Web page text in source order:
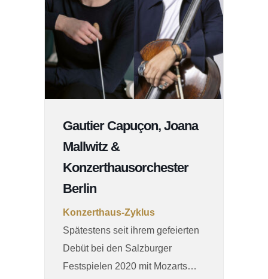
Gautier Capuçon, Joana
Mallwitz &
Konzerthausorchester
Berlin
Konzerthaus-Zyklus
Spätestens seit ihrem gefeierten
Debüt bei den Salzburger
Festspielen 2020 mit Mozarts